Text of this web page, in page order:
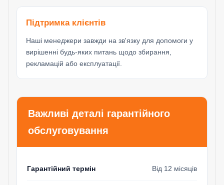
Підтримка клієнтів
Наші менеджери завжди на зв'язку для допомоги у
вирішенні будь-яких питань щодо збирання,
рекламацій або експлуатації.
Важливі деталі гарантійного
обслуговування
Гарантійний термін Від 12 місяців